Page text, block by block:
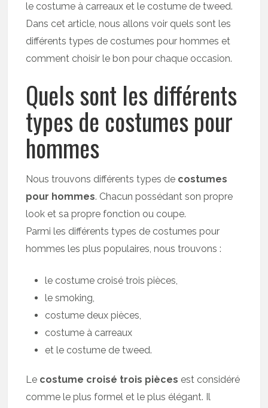
le costume à carreaux et le costume de tweed.
Dans cet article, nous allons voir quels sont les
différents types de costumes pour hommes et
comment choisir le bon pour chaque occasion.
Quels sont les différents
types de costumes pour
hommes
Nous trouvons différents types de costumes
pour hommes. Chacun possédant son propre
look et sa propre fonction ou coupe.
Parmi les différents types de costumes pour
hommes les plus populaires, nous trouvons :
le costume croisé trois pièces,
le smoking,
costume deux pièces,
costume à carreaux
et le costume de tweed.
Le costume croisé trois pièces est considéré
comme le plus formel et le plus élégant. Il